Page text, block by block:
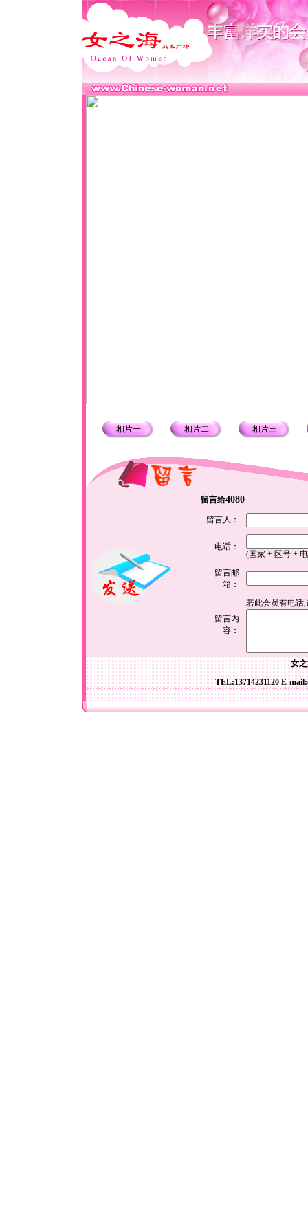
相片一 相片二 相片三
留言给4080
留言人：
电话：
(国家 + 区号 +
留言邮
箱：
留言内
容：
若此会员有电话
女
TEL:13714231120 E-mail: